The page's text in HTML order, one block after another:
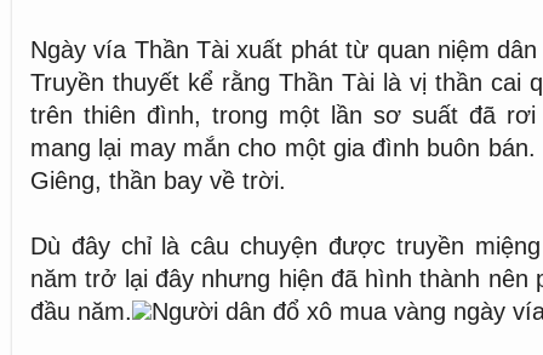
Ngày vía Thần Tài xuất phát từ quan niệm
Truyền thuyết kể rằng Thần Tài là vị thần cai
trên thiên đình, trong một lần sơ suất đã rơi
mang lại may mắn cho một gia đình buôn
Giêng, thần bay về trời.
Dù đây chỉ là câu chuyện được truyền
năm trở lại đây nhưng hiện đã hình thành nên
đầu năm.
Người dân đổ xô mua vàng ngày